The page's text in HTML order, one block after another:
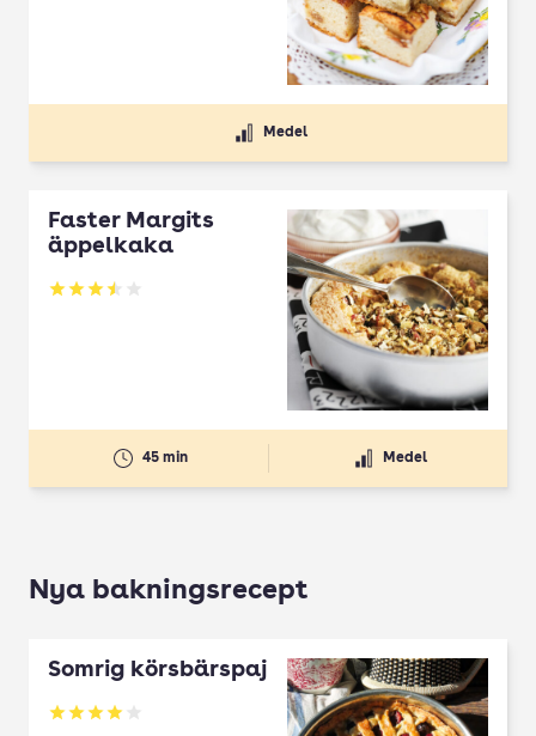
Medel
Faster Margits
äppelkaka
Betyg: 3.53 av 5
45 min Medel
Nya bakningsrecept
Somrig körsbärspaj
Betyg: 4 av 5